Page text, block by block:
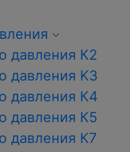
давления К2
давления K3
давления К4
давления К5
давления К7